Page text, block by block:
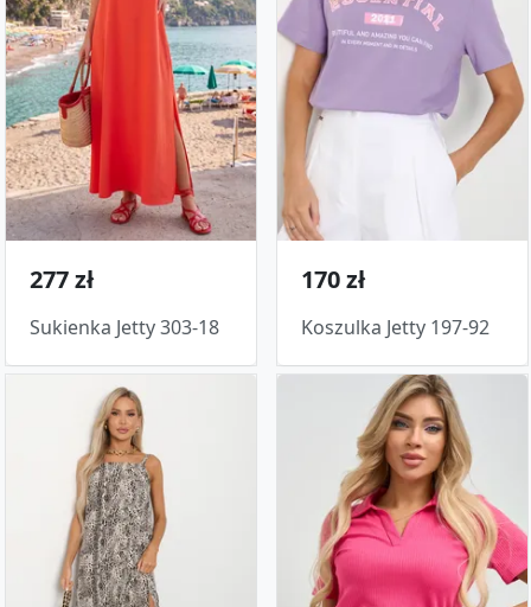
277 zł
Sukienka Jetty 303-18
170 zł
Koszulka Jetty 197-92